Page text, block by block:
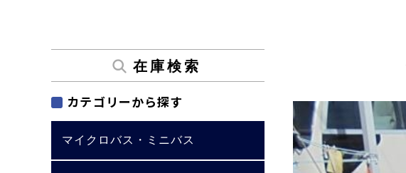
在庫検索
カテゴリーから探す
マイクロバス・ミニバス